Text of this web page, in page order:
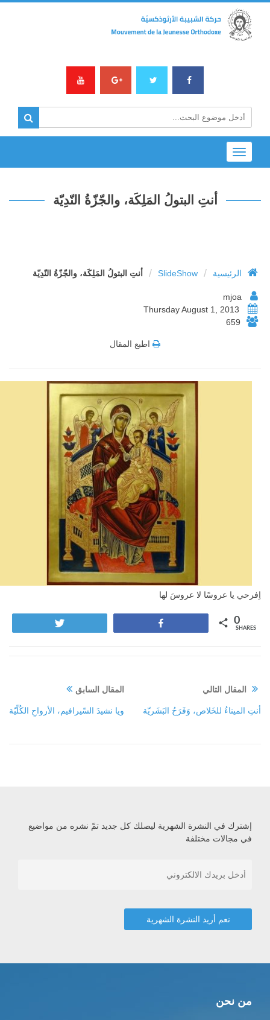
Toggle
navigation
أنتِ البتولُ المَلِكَة، والجّزّةُ النّدِيّة
الرئيسية /
SlideShow
/ أنتِ البتولُ المَلِكَة، والجّزّةُ النّدِيّة
mjoa
Thursday August 1, 2013
659
اطبع المقال
اِفرحي يا عروسًا لا عروسَ لها
SHARES
المقال السابق
ويا نشيدَ السّيرافيم، الأرواحِ الكُلّيّة
المقال التالي
أنتِ الميناءُ للخَلاص، وَفَرَحُ البَشَريّة
إشترك في النشرة الشهرية ليصلك كل جديد تمّ نشره من مواضيع
في مجالات مختلفة
من نحن